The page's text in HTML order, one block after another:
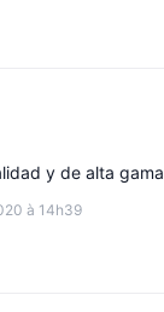
à 14h39
y de alta gama